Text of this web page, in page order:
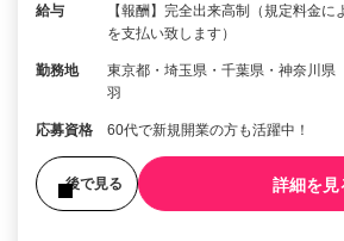
給与
【報酬】完全出来高制（規定料金
を支払い致します）
勤務地
東京都・埼玉県・千葉県・神奈川
羽
応募資格 60代で新規開業の方も活躍中！
後で見る 詳細を見